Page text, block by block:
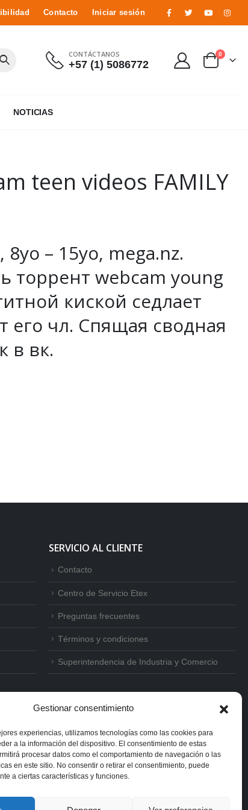
Gestionar consentimiento
experiencias, utilizamos tecnologías como las cookies para
a la información del dispositivo. El consentimiento de estas
procesar datos como el comportamiento de navegación o las
en este sitio. No consentir o retirar el consentimiento, puede
a ciertas características y funciones.
Contacto Iniciar sesión
CONTÁCTANOS
+57 (1) 5086772
0
NOTICIAS
teen videos FAMILY
– 15yo, mega.nz.
торрент webcam young
киской седлает
его чл. Спящая сводная
в вк.
SERVICIO AL CLIENTE
Contacto
Centro de Servicio Etex
Preguntas frecuentes
Términos y condiciones
Superintendencia de Industria y Comercio